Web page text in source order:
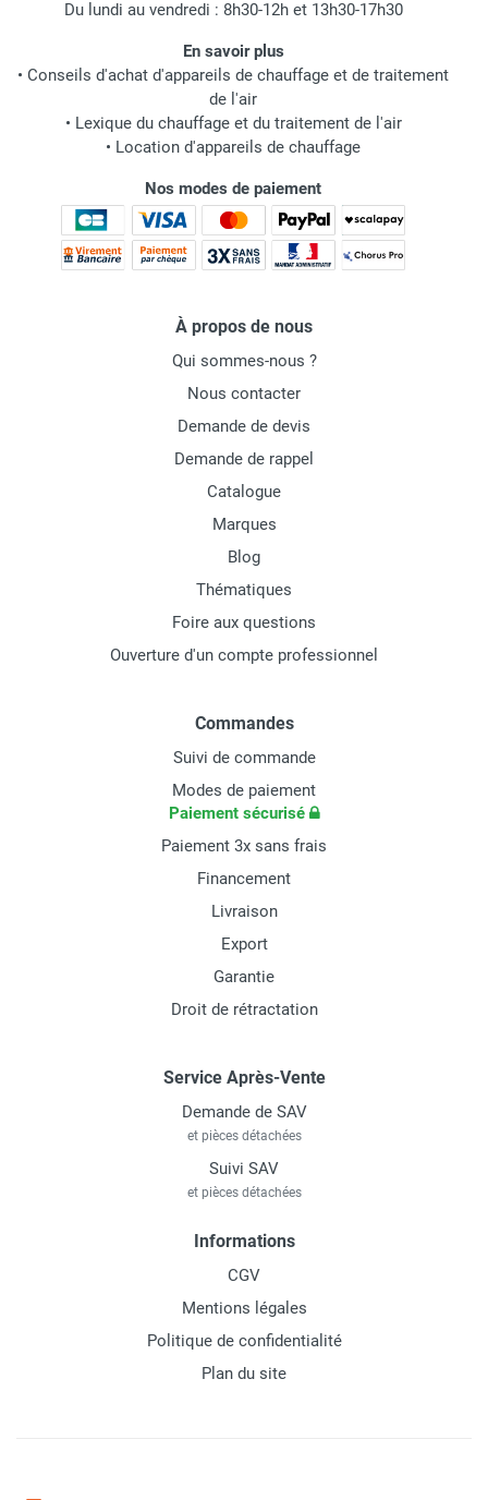
Du lundi au vendredi : 8h30-12h et 13h30-17h30
En savoir plus
• Conseils d'achat d'appareils de chauffage et de traitement
de l'air
• Lexique du chauffage et du traitement de l'air
• Location d'appareils de chauffage
Nos modes de paiement
À propos de nous
Qui sommes-nous ?
Nous contacter
Demande de devis
Demande de rappel
Catalogue
Marques
Blog
Thématiques
Foire aux questions
Ouverture d'un compte professionnel
Commandes
Suivi de commande
Modes de paiement
Paiement sécurisé
Paiement 3x sans frais
Financement
Livraison
Export
Garantie
Droit de rétractation
Service Après-Vente
Demande de SAV
et pièces détachées
Suivi SAV
et pièces détachées
Informations
CGV
Mentions légales
Politique de confidentialité
Plan du site